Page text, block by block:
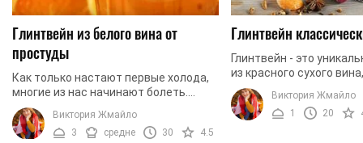
Глинтвейн из белого вина от
простуды
Как только настают первые холода,
многие из нас начинают болеть.
Заботы, учеба, работа не позволяют
нам сидеть дома и добросовестно
белеть. Что же ...
Виктория Жмайло
3
средне 30 4.5
Глинтвейн
Глинтвейн - это
из красного сухого
цедры лимона или
один напиток не
осенним или ...
Виктория Жмайло
1
20